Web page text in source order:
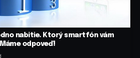
nabitie. Ktorý smartfón vám
odpoveď!